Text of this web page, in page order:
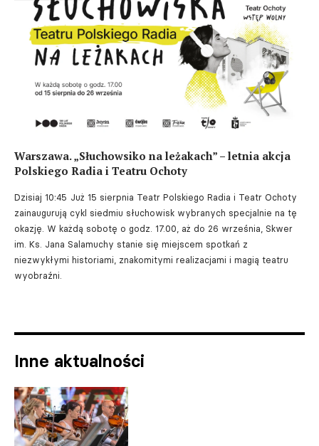
Warszawa. „Słuchowsiko na leżakach” – letnia akcja
Polskiego Radia i Teatru Ochoty
Dzisiaj 10:45 Już 15 sierpnia Teatr Polskiego Radia i Teatr Ochoty
zainaugurują cykl siedmiu słuchowisk wybranych specjalnie na tę
okazję. W każdą sobotę o godz. 17.00, aż do 26 września, Skwer
im. Ks. Jana Salamuchy stanie się miejscem spotkań z
niezwykłymi historiami, znakomitymi realizacjami i magią teatru
wyobraźni.
Inne aktualności